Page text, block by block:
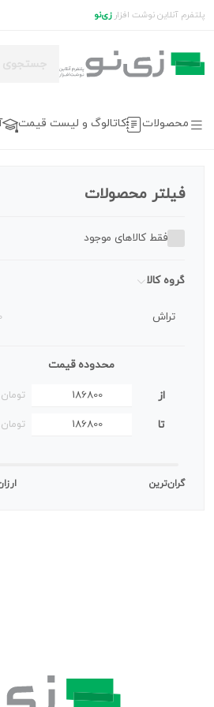
پلتفرم آنلاین نوشت افزارزی‌نو
محصولات کاتالوگ و لیست قیمت
فیلتر محصولات
فقط کالاهای موجود
گروه کالا
تراش
محدوده قیمت
از تومان
تا تومان
گران‌ترین